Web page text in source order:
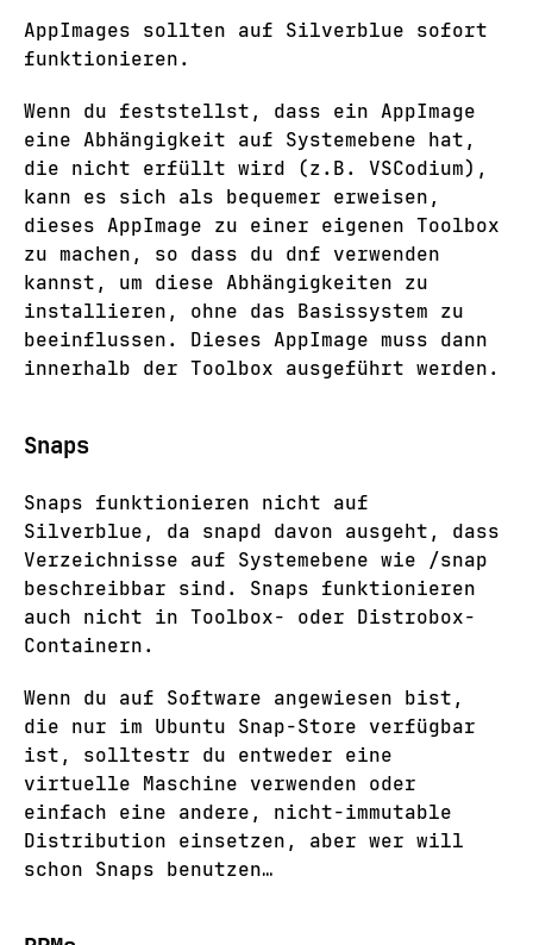
AppImages sollten auf Silverblue sofort
funktionieren.
Wenn du feststellst, dass ein AppImage
eine Abhängigkeit auf Systemebene hat,
die nicht erfüllt wird (z.B. VSCodium),
kann es sich als bequemer erweisen,
dieses AppImage zu einer eigenen Toolbox
zu machen, so dass du dnf verwenden
kannst, um diese Abhängigkeiten zu
installieren, ohne das Basissystem zu
beeinflussen. Dieses AppImage muss dann
innerhalb der Toolbox ausgeführt werden.
Snaps
Snaps funktionieren nicht auf
Silverblue, da snapd davon ausgeht, dass
Verzeichnisse auf Systemebene wie /snap
beschreibbar sind. Snaps funktionieren
auch nicht in Toolbox- oder Distrobox-
Containern.
Wenn du auf Software angewiesen bist,
die nur im Ubuntu Snap-Store verfügbar
ist, solltestr du entweder eine
virtuelle Maschine verwenden oder
einfach eine andere, nicht-immutable
Distribution einsetzen, aber wer will
schon Snaps benutzen…